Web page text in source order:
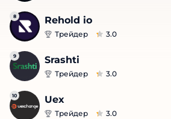
8 Rehold io
Трейдер 3.0
9 Srashti
Трейдер 3.0
10 Uex
Трейдер 3.0